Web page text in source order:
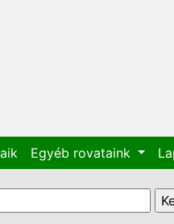
Egyéb rovataink
űrlap